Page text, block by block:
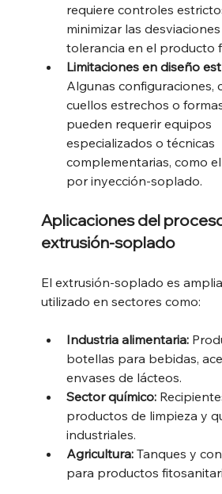
requiere controles
minimizar las
tolerancia en el producto
Limitaciones en diseño
Algunas configuraciones,
cuellos estrechos o
pueden requerir equipos
especializados o técnicas
complementarias, como
por inyección-soplado.
Aplicaciones del
extrusión-soplado
El extrusión-soplado es
utilizado en sectores como:
Industria alimentaria:
botellas para bebidas,
envases de lácteos.
Sector químico:
productos de limpieza y
industriales.
Agricultura: Tanques y
para productos